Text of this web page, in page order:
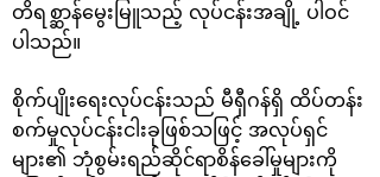
တိရစ္ဆာန်မွေးမြူသည့် လုပ်ငန်းအချို့ ပါဝင်
ပါသည်။
စိုက်ပျိုးရေးလုပ်ငန်းသည် မီရှီဂန်ရှိ ထိပ်တန်း
စက်မှုလုပ်ငန်းငါးခုဖြစ်သဖြင့် အလုပ်ရှင်
များ၏ ဘုံစွမ်းရည်ဆိုင်ရာစိန်ခေါ်မှုများကို